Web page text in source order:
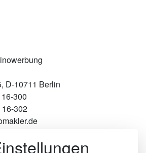
D-10711 Berlin
300
16-302